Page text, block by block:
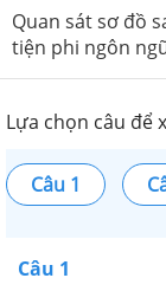
Quan sát sơ đồ
tiện phi ngôn
Lựa chọn câu để
Câu 1
Câu 1